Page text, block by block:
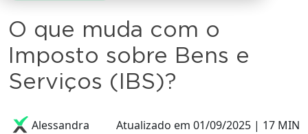
O que muda com o
Imposto sobre Bens e
Serviços (IBS)?
Alessandra Atualizado em 01/09/2025 | 17 MIN